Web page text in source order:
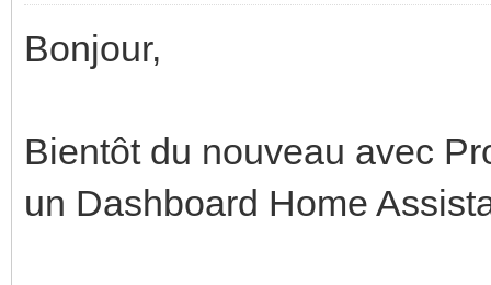
Bonjour,
Bientôt du nouveau avec
un Dashboard Home